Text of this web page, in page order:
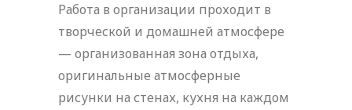
Работа в организации проходит в
творческой и домашней атмосфере
— организованная зона отдыха,
оригинальные атмосферные
рисунки на стенах, кухня на каждом